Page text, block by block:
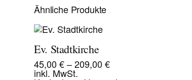
Ähnliche Produkte
Ev. Stadtkirche
45,00€–209,00€
inkl. MwSt.